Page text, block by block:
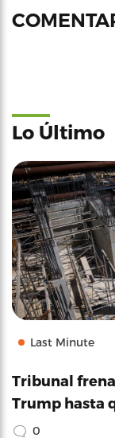
Lo Último
Last Minute
Tribunal
Trump hasta
0